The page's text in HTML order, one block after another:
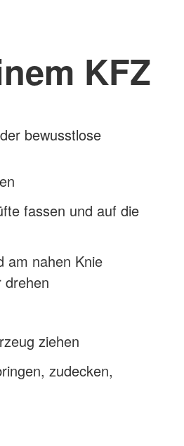
KFZ
bewusstlose
fassen und auf die
am nahen Knie
drehen
ziehen
zudecken,